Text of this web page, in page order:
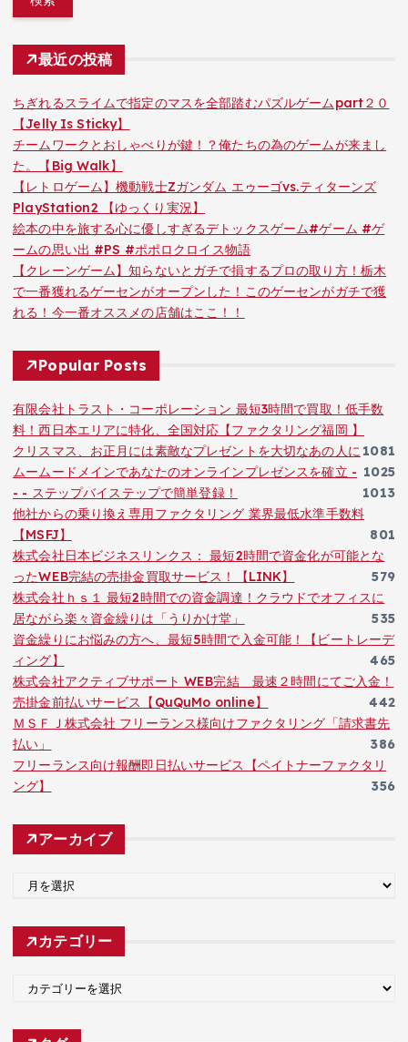
最近の投稿
ちぎれるスライムで指定のマスを全部踏むパズルゲームpart２０
【Jelly Is Sticky】
チームワークとおしゃべりが鍵！？俺たちの為のゲームが来まし
た。【Big Walk】
【レトロゲーム】機動戦士Zガンダム エゥーゴvs.ティターンズ
PlayStation2 【ゆっくり実況】
絵本の中を旅する心に優しすぎるデトックスゲーム#ゲーム #ゲ
ームの思い出 #PS #ポポロクロイス物語
【クレーンゲーム】知らないとガチで損するプロの取り方！栃木
で一番獲れるゲーセンがオープンした！このゲーセンがガチで獲
れる！今一番オススメの店舗はここ！！
Popular Posts
有限会社トラスト・コーポレーション 最短3時間で買取！低手数
料！西日本エリアに特化、全国対応【ファクタリング福岡 】
1081
クリスマス、お正月には素敵なプレゼントを大切なあの人に
1025
ムームードメインであなたのオンラインプレゼンスを確立 -
- - ステップバイステップで簡単登録！
1013
他社からの乗り換え専用ファクタリング 業界最低水準手数料
【MSFJ】
801
株式会社日本ビジネスリンクス： 最短2時間で資金化が可能とな
ったWEB完結の売掛金買取サービス！【LINK】
579
株式会社ｈｓ１ 最短2時間での資金調達！クラウドでオフィスに
居ながら楽々資金繰りは「うりかけ堂」
535
資金繰りにお悩みの方へ、最短5時間で入金可能！【ビートレーデ
ィング】
465
株式会社アクティブサポート WEB完結 最速２時間にてご入金！
売掛金前払いサービス【QuQuMo online】
442
ＭＳＦＪ株式会社 フリーランス様向けファクタリング「請求書先
払い」
386
フリーランス向け報酬即日払いサービス【ペイトナーファクタリ
ング】
356
アーカイブ
カ
カテゴリー
ゴ